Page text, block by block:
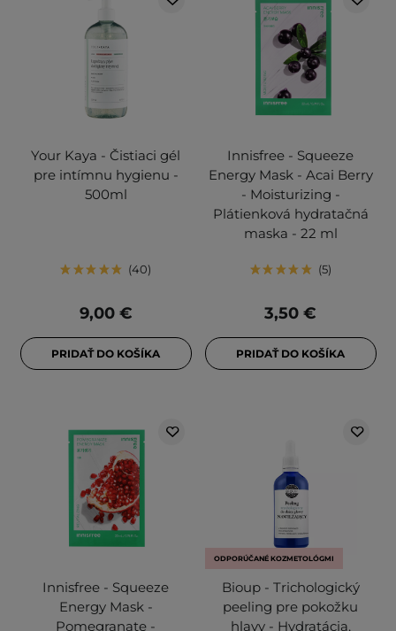
Your Kaya - Čistiaci gél
pre intímnu hygienu -
500ml
40
9,00 €
PRIDAŤ DO KOŠÍKA
Innisfree - Squeeze
Energy Mask - Acai Berry
- Moisturizing -
Plátienková hydratačná
maska - 22 ml
5
3,50 €
PRIDAŤ DO KOŠÍKA
Innisfree - Squeeze
Energy Mask -
Pomegranate -
ODPORÚČANÉ KOZMETOLÓGMI
Bioup - Trichologický
peeling pre pokožku
hlavy - Hydratácia,